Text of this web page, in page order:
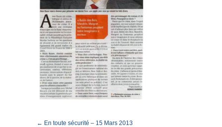
← En toute sécurité – 15 Mars 2013